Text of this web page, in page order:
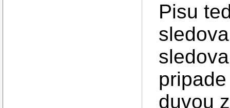
Pisu
duvou